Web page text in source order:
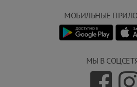
МЫ В
МОБИЛЬНЫЕ